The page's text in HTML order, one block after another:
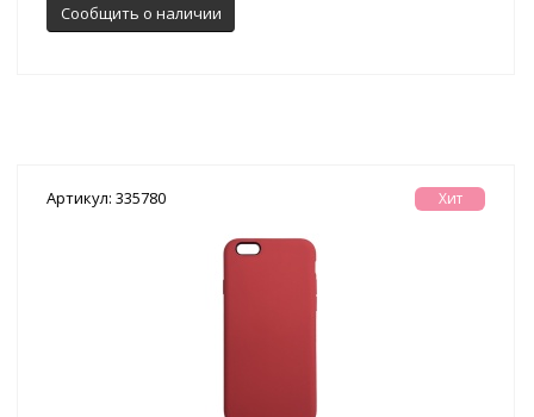
Сообщить о наличии
Артикул: 335780 Хит